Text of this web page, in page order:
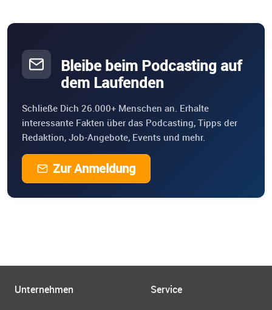
Bleibe beim Podcasting auf
dem Laufenden
Schließe Dich 26.000+ Menschen an. Erhalte
interessante Fakten über das Podcasting, Tipps der
Redaktion, Job-Angebote, Events und mehr.
Zur Anmeldung
Unternehmen Service